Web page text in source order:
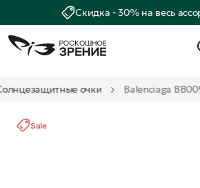
Скидка - 30% на весь
очки Balenciaga
Sale